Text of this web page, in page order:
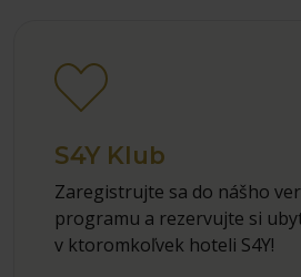
S4Y Klub
Zaregistrujte sa do nášho
programu a rezervujte si
v ktoromkoľvek hoteli S4Y!